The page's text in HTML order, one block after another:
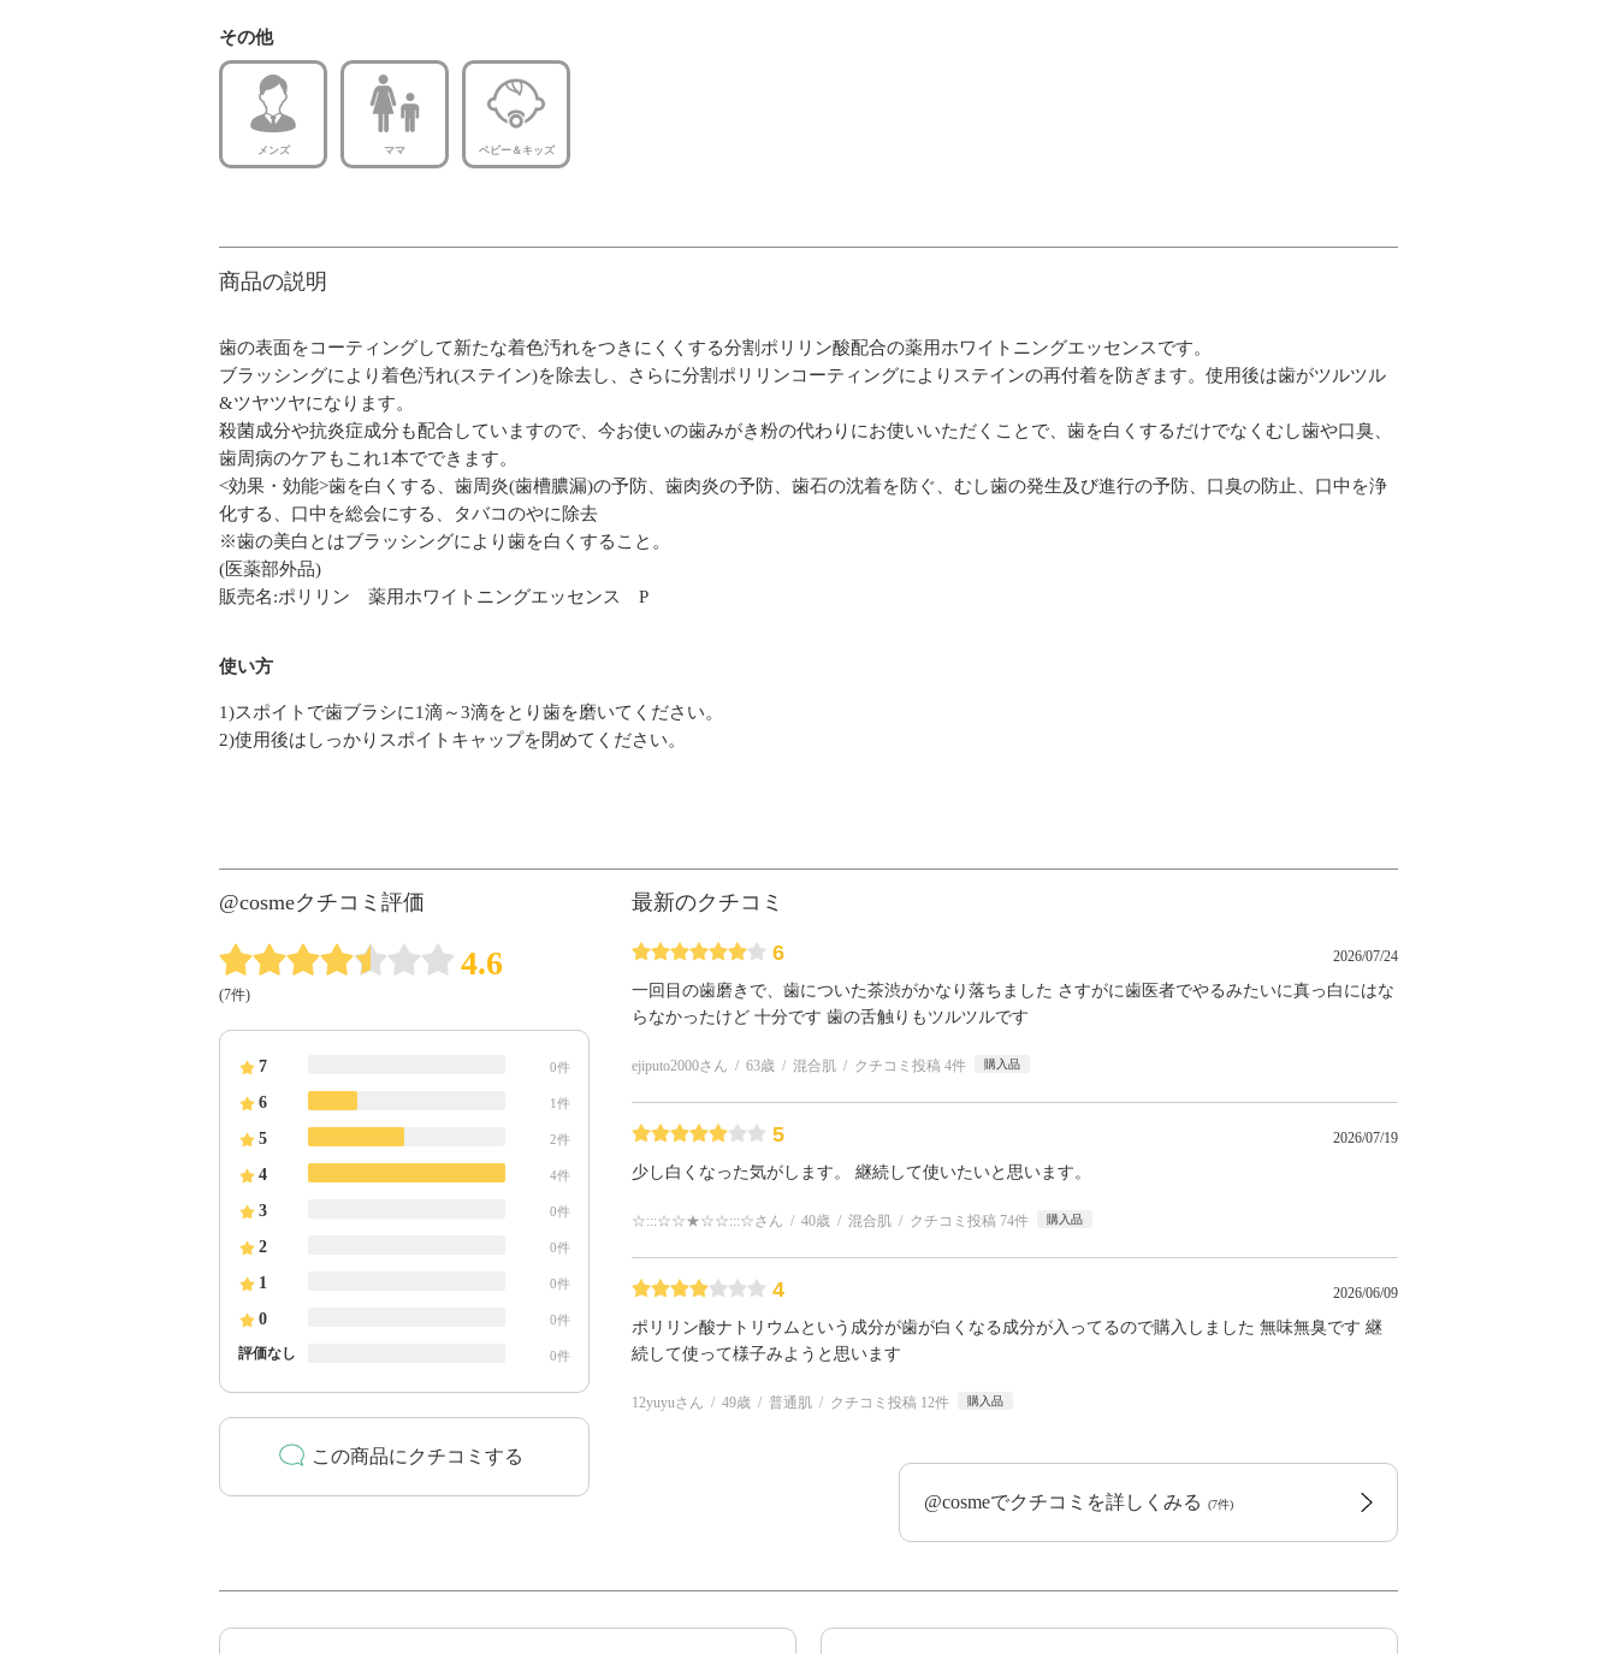
その他
メンズ ママ ベビー＆キッズ
商品の説明
歯の表面をコーティングして新たな着色汚れをつきにくくする分割ポリリン酸配合の薬用ホワイトニングエッセンスです。
ブラッシングにより着色汚れ(ステイン)を除去し、さらに分割ポリリンコーティングによりステインの再付着を防ぎます。使用後は歯がツルツル
&ツヤツヤになります。
殺菌成分や抗炎症成分も配合していますので、今お使いの歯みがき粉の代わりにお使いいただくことで、歯を白くするだけでなくむし歯や口臭、
歯周病のケアもこれ1本でできます。
<効果・効能>歯を白くする、歯周炎(歯槽膿漏)の予防、歯肉炎の予防、歯石の沈着を防ぐ、むし歯の発生及び進行の予防、口臭の防止、口中を浄
化する、口中を総会にする、タバコのやに除去
※歯の美白とはブラッシングにより歯を白くすること。
(医薬部外品)
販売名:ポリリン 薬用ホワイトニングエッセンス P
使い方
1)スポイトで歯ブラシに1滴～3滴をとり歯を磨いてください。
2)使用後はしっかりスポイトキャップを閉めてください。
@cosmeクチコミ評価
4.6
(7件)
7 0件
6 1件
5 2件
4 4件
3 0件
2 0件
1 0件
0 0件
評価なし 0件
この商品にクチコミする
最新のクチコミ
6 2026/07/24
一回目の歯磨きで、歯についた茶渋がかなり落ちました さすがに歯医者でやるみたいに真っ白にはな
らなかったけど 十分です 歯の舌触りもツルツルです
ejiputo2000さん 63歳 混合肌 クチコミ投稿 4件 購入品
5 2026/07/19
少し白くなった気がします。 継続して使いたいと思います。
☆:::☆☆★☆☆:::☆さん 40歳 混合肌 クチコミ投稿 74件 購入品
4 2026/06/09
ポリリン酸ナトリウムという成分が歯が白くなる成分が入ってるので購入しました 無味無臭です 継
続して使って様子みようと思います
12yuyuさん 49歳 普通肌 クチコミ投稿 12件 購入品
@cosmeでクチコミを詳しくみる (7件)